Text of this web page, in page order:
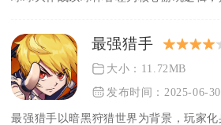
最强猎手
大小：11.72MB
发布时间：2025-06-30